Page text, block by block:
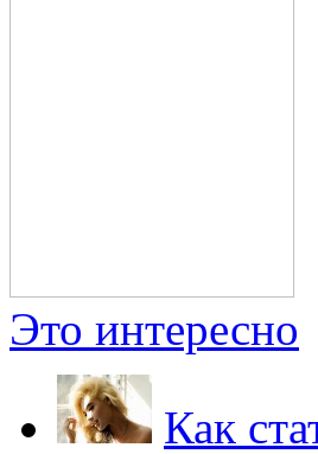
Это интересно
Как